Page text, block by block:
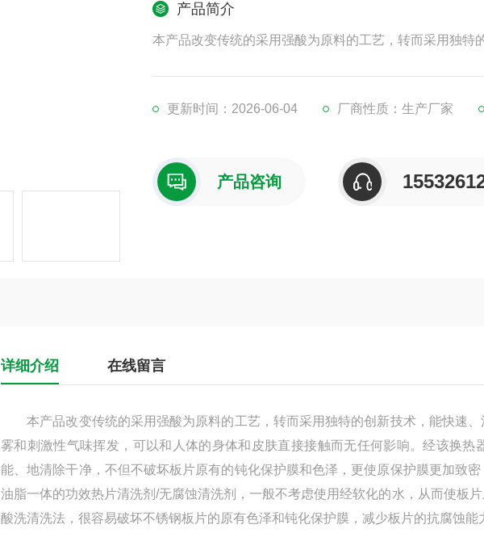
产品简介
本产品改变传统的采用强酸为原料的工艺，转而采用独特
更新时间：2026-06-04 厂商性质：生产厂家
产品咨询
详细介绍 在线留言
本产品改变传统的采用强酸为原料的工艺，转而采用独特的创新技术，能快速、
雾和刺激性气味挥发，可以和人体的身体和皮肤直接接触而无任何影响。经该换
能、地清除干净，不但不破坏板片原有的钝化保护膜和色泽，更使原保护膜更加致
油脂一体的功效热片清洗剂/无腐蚀清洗剂，一般不考虑使用经软化的水，从而使板
酸洗清洗法，很容易破坏不锈钢板片的原有色泽和钝化保护膜，减少板片的抗腐蚀